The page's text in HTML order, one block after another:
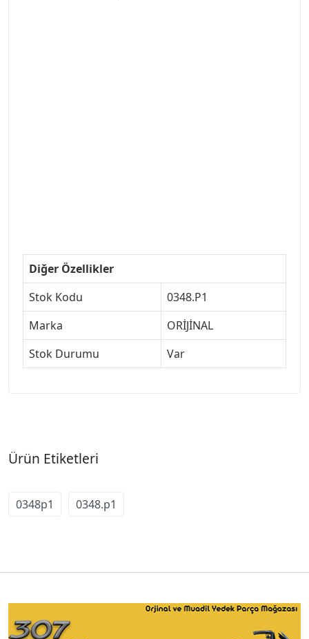
Diğer Özellikler
Stok Kodu
0348.P1
Marka
ORİJİNAL
Stok Durumu
Var
Ürün Etiketleri
0348p1 0348.p1